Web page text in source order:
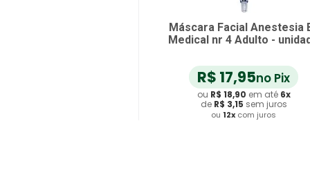
Máscara Facial Anestesia
Medical nr 4 Adulto -
R$ 17,95no Pix
ou R$ 18,90 em até 6x
de R$ 3,15 sem juros
ou 12x com juros